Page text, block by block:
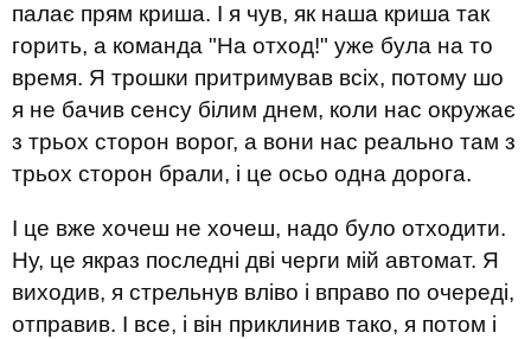
палає прям криша. І я чув, як наша криша так
горить, а команда "На отход!" уже була на то
время. Я трошки притримував всіх, потому шо
я не бачив сенсу білим днем, коли нас окружає
з трьох сторон ворог, а вони нас реально там з
трьох сторон брали, і це осьо одна дорога.
І це вже хочеш не хочеш, надо було отходити.
Ну, це якраз последні дві черги мій автомат. Я
виходив, я стрельнув вліво і вправо по очереді,
отправив. І все, і він приклинив тако, я потом і